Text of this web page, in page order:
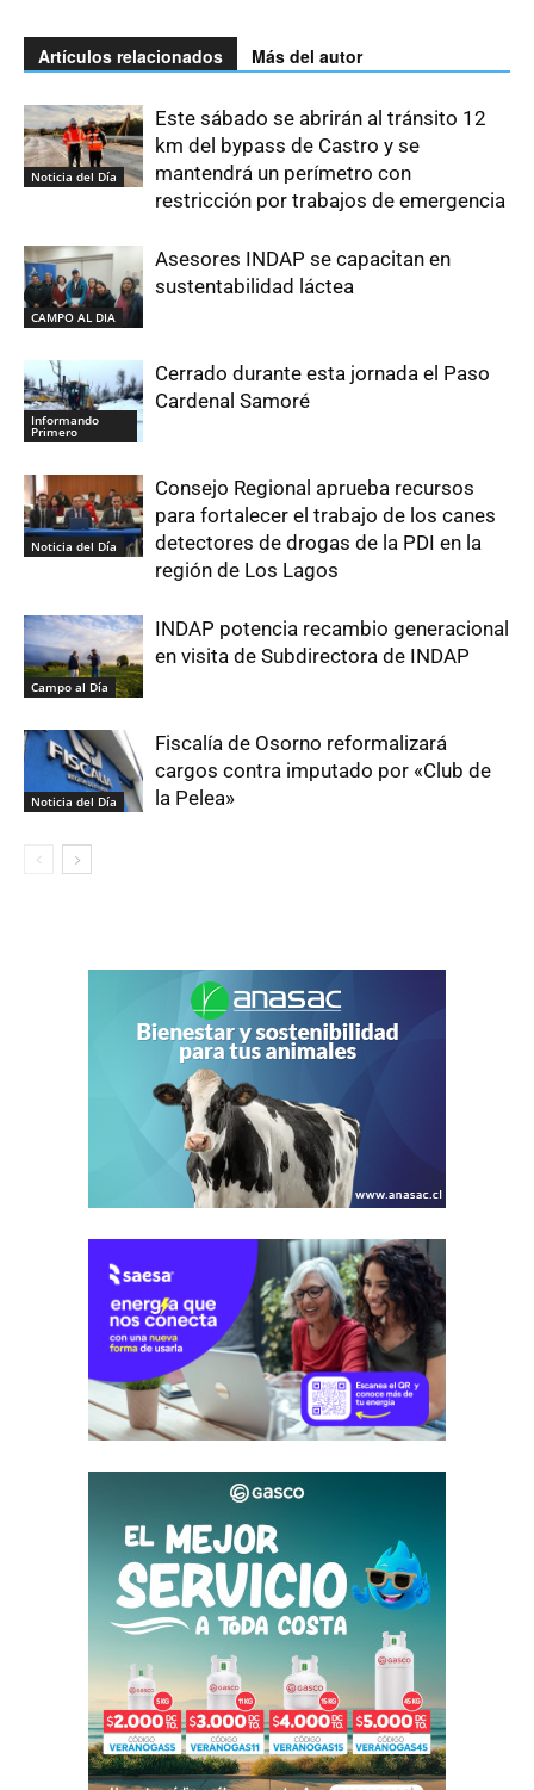
Artículos relacionados Más del autor
Noticia del Día
Este sábado se abrirán al tránsito 12
km del bypass de Castro y se
mantendrá un perímetro con
restricción por trabajos de emergencia
CAMPO AL DIA
Asesores INDAP se capacitan en
sustentabilidad láctea
Informando
Primero
Cerrado durante esta jornada el Paso
Cardenal Samoré
Noticia del Día
Consejo Regional aprueba recursos
para fortalecer el trabajo de los canes
detectores de drogas de la PDI en la
región de Los Lagos
Campo al Día
INDAP potencia recambio generacional
en visita de Subdirectora de INDAP
Noticia del Día
Fiscalía de Osorno reformalizará
cargos contra imputado por «Club de
la Pelea»